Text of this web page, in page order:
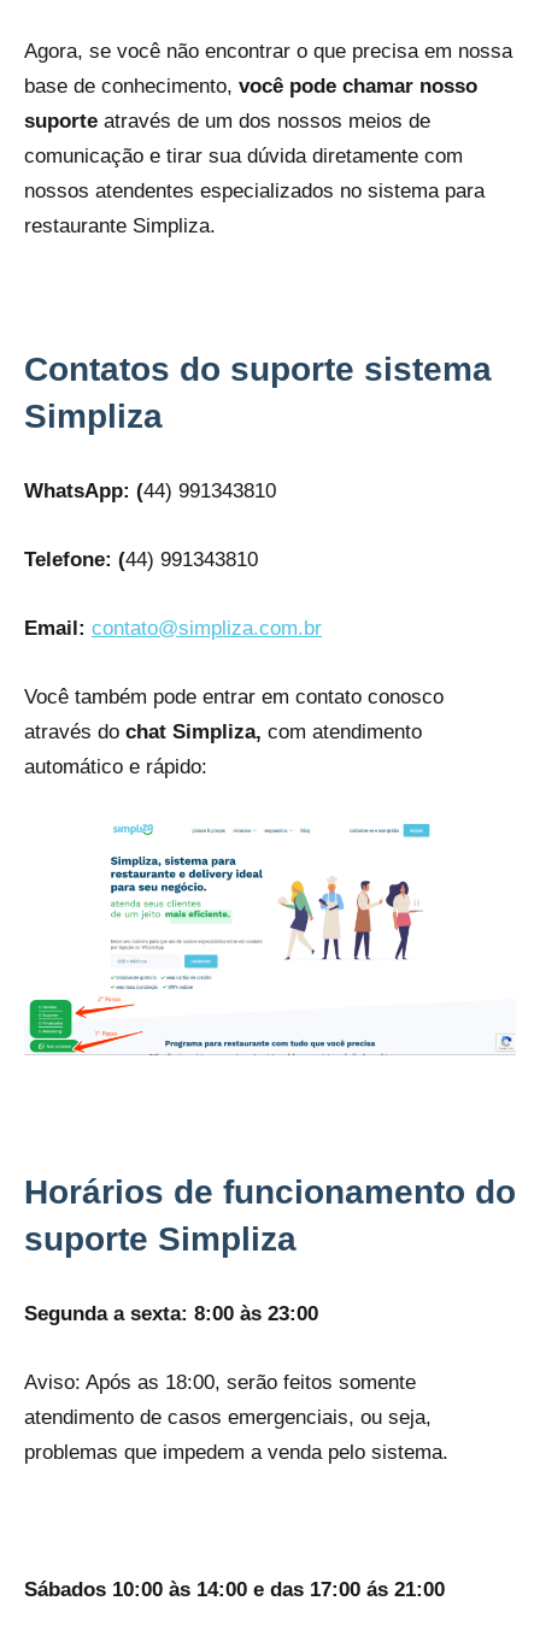
Agora, se você não encontrar o que precisa em nossa
base de conhecimento, você pode chamar nosso
suporte através de um dos nossos meios de
comunicação e tirar sua dúvida diretamente com
nossos atendentes especializados no sistema para
restaurante Simpliza.
Contatos do suporte sistema
Simpliza
WhatsApp: (44) 991343810
Telefone: (44) 991343810
Email: contato@simpliza.com.br
Você também pode entrar em contato conosco
através do chat Simpliza, com atendimento
automático e rápido:
Horários de funcionamento do
suporte Simpliza
Segunda a sexta: 8:00 às 23:00
Aviso: Após as 18:00, serão feitos somente
atendimento de casos emergenciais, ou seja,
problemas que impedem a venda pelo sistema.
Sábados 10:00 às 14:00 e das 17:00 ás 21:00